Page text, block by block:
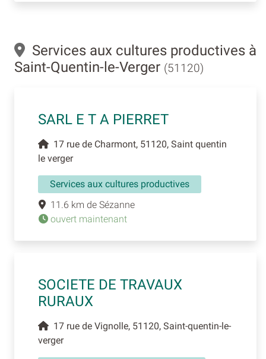
Services aux cultures productives à
Saint-Quentin-le-Verger (51120)
SARL E T A PIERRET
17 rue de Charmont, 51120, Saint quentin
le verger
Services aux cultures productives
11.6 km de Sézanne
ouvert maintenant
SOCIETE DE TRAVAUX
RURAUX
17 rue de Vignolle, 51120, Saint-quentin-le-
verger